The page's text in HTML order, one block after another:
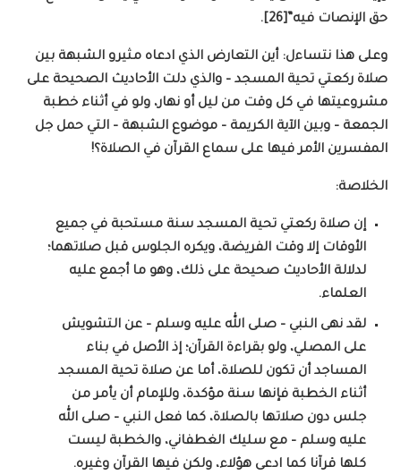
حق الإنصات فيه”[26].
وعلى هذا نتساءل: أين التعارض الذي ادعاه مثيرو الشبهة بين
صلاة ركعتي تحية المسجد – والذي دلت الأحاديث الصحيحة على
مشروعيتها في كل وقت من ليل أو نهار، ولو في أثناء خطبة
الجمعة – وبين الآية الكريمة – موضوع الشبهة – التي حمل جل
المفسرين الأمر فيها على سماع القرآن في الصلاة؟!
الخلاصة:
إن صلاة ركعتي تحية المسجد سنة مستحبة في جميع
الأوقات إلا وقت الفريضة، ويكره الجلوس قبل صلاتهما؛
لدلالة الأحاديث صحيحة على ذلك، وهو ما أجمع عليه
العلماء.
لقد نهى النبي – صلى الله عليه وسلم – عن التشويش
على المصلي، ولو بقراءة القرآن؛ إذ الأصل في بناء
المساجد أن تكون للصلاة، أما عن صلاة تحية المسجد
أثناء الخطبة فإنها سنة مؤكدة، وللإمام أن يأمر من
جلس دون صلاتها بالصلاة، كما فعل النبي – صلى الله
عليه وسلم – مع سليك الغطفاني، والخطبة ليست
كلها قرآنا كما ادعى هؤلاء، ولكن فيها القرآن وغيره.